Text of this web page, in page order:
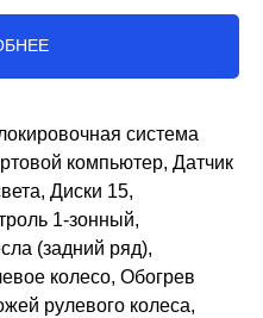
система
компьютер, Датчик
Диски 15,
1-зонный,
(задний ряд),
колесо, Обогрев
рулевого колеса,